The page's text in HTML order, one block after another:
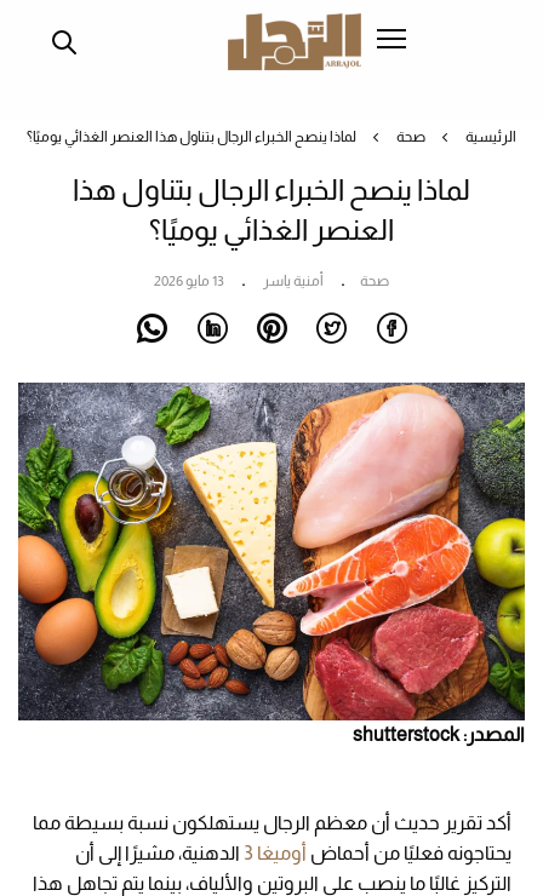
الرئيسية صحة لماذا ينصح الخبراء الرجال بتناول هذا العنصر الغذائي يوميًا؟
لماذا ينصح الخبراء الرجال بتناول هذا
العنصر الغذائي يوميًا؟
صحة أمنية ياسر 13 مايو 2026
المصدر: shutterstock
أكد تقرير حديث أن معظم الرجال يستهلكون نسبة بسيطة مما
يحتاجونه فعليًا من أحماض أوميغا 3
الدهنية، مشيرًا إلى أن
التركيز غالبًا ما ينصب على البروتين والألياف، بينما يتم تجاهل هذا